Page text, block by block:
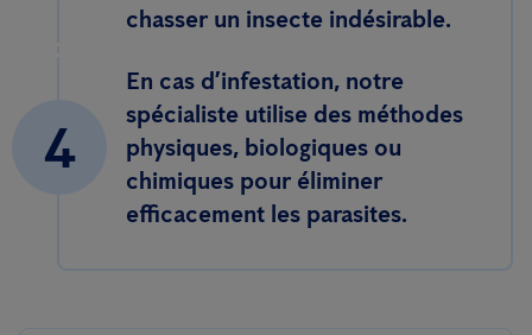
chasser un insecte indésirable.
4
En cas d’infestation, notre
spécialiste utilise des méthodes
physiques, biologiques ou
chimiques pour éliminer
efficacement les parasites.